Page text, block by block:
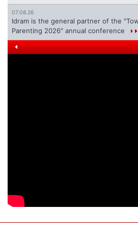
07.08.26
Idram is the general partner of the
Parenting 2026" annual conference